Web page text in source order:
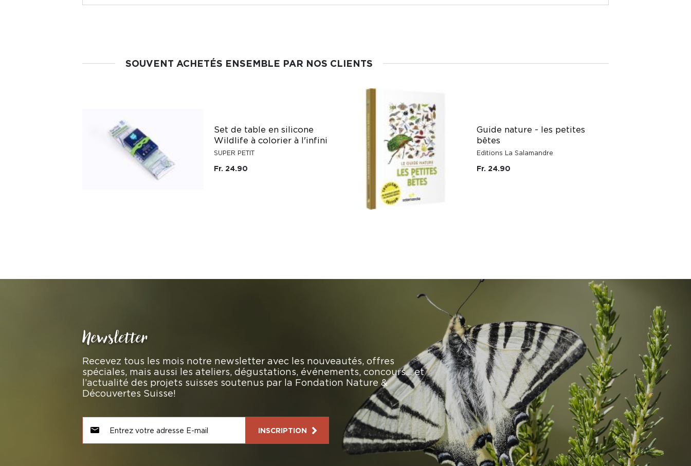
SOUVENT ACHETÉS ENSEMBLE PAR NOS CLIENTS
Set de table en silicone
Wildlife à colorier à l'infini
SUPER PETIT
Fr. 24.90
Guide nature - les petites
bêtes
Editions La Salamandre
Fr. 24.90
Newsletter
Recevez tous les mois notre newsletter avec les nouveautés, offres
spéciales, mais aussi les ateliers, dégustations, événements, concours… et
l’actualité des projets suisses soutenus par la Fondation Nature &
Découvertes Suisse!
INSCRIPTION